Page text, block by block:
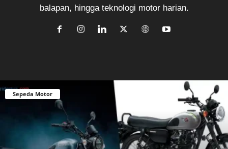
balapan, hingga teknologi motor harian.
Sepeda Motor